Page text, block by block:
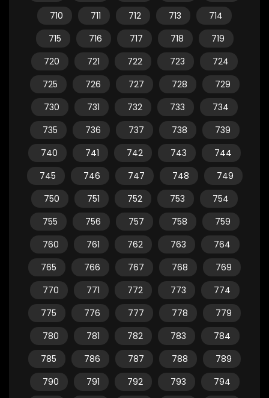
710
711 712 713
714
715
716 717 718
719
720
721 722 723
724
725
726 727 728
729
730
731 732 733
734
735
736 737 738
739
740
741 742 743
744
745
746 747 748
749
750
751 752 753
754
755
756 757 758
759
760
761 762 763
764
765
766 767 768
769
770
771 772 773
774
775
776 777 778
779
780
781 782 783
784
785
786 787 788
789
790
791 792 793
794